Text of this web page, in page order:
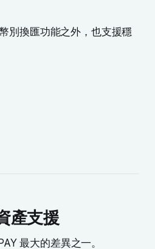
別換匯功能之外，也支援穩
產支援
最大的差異之一。